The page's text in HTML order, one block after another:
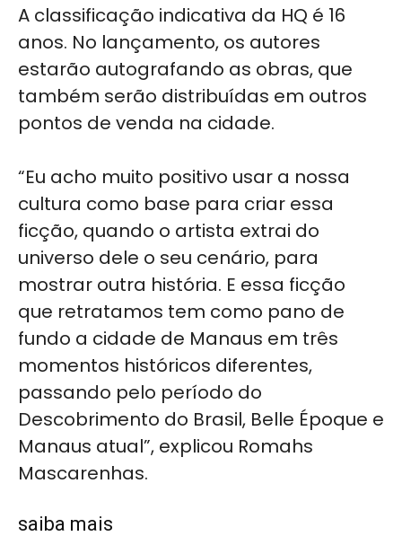
A classificação indicativa da HQ é 16
anos. No lançamento, os autores
estarão autografando as obras, que
também serão distribuídas em outros
pontos de venda na cidade.
“Eu acho muito positivo usar a nossa
cultura como base para criar essa
ficção, quando o artista extrai do
universo dele o seu cenário, para
mostrar outra história. E essa ficção
que retratamos tem como pano de
fundo a cidade de Manaus em três
momentos históricos diferentes,
passando pelo período do
Descobrimento do Brasil, Belle Époque e
Manaus atual”, explicou Romahs
Mascarenhas.
saiba mais